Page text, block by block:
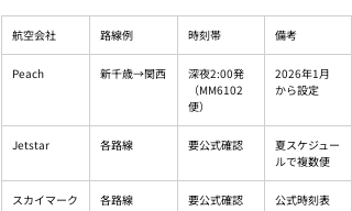
航空会社 路線例 時刻帯 備考
Peach 新千歳→関西
深夜2:00発
（MM6102
便）
2026年1月
から設定
Jetstar 各路線 要公式確認
夏スケジュー
ルで複数便
スカイマーク 各路線 要公式確認
公式時刻表